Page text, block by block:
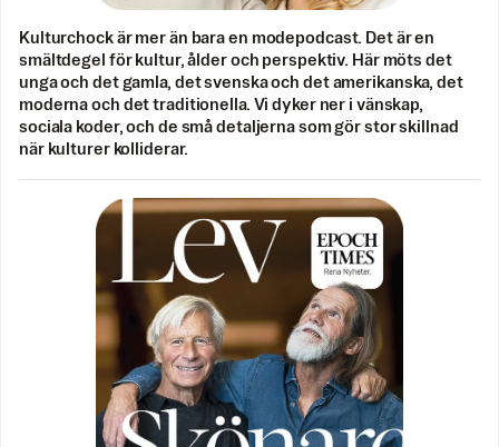
Kulturchock är mer än bara en modepodcast. Det är en
smältdegel för kultur, ålder och perspektiv. Här möts det
unga och det gamla, det svenska och det amerikanska, det
moderna och det traditionella. Vi dyker ner i vänskap,
sociala koder, och de små detaljerna som gör stor skillnad
när kulturer kolliderar.